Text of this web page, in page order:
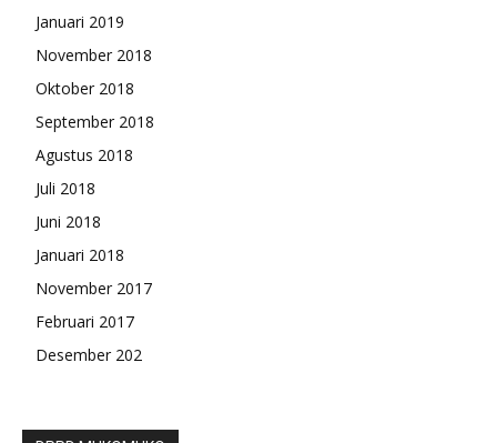
Januari 2019
November 2018
Oktober 2018
September 2018
Agustus 2018
Juli 2018
Juni 2018
Januari 2018
November 2017
Februari 2017
Desember 202